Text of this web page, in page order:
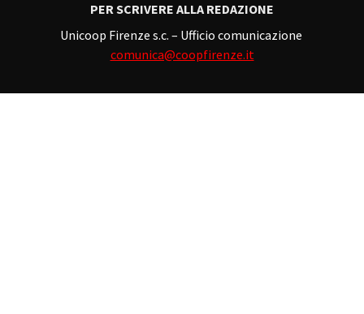
PER SCRIVERE ALLA REDAZIONE
Unicoop Firenze s.c. – Ufficio comunicazione
comunica@coopfirenze.it